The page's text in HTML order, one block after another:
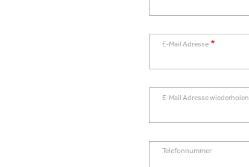
E-Mail Adresse
E-Mail Adresse wiederholen
Telefonnummer